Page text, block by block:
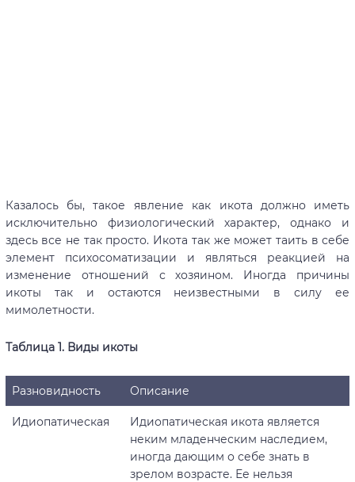
Казалось бы, такое явление как икота должно иметь
исключительно физиологический характер, однако и
здесь все не так просто. Икота так же может таить в себе
элемент психосоматизации и являться реакцией на
изменение отношений с хозяином. Иногда причины
икоты так и остаются неизвестными в силу ее
мимолетности.
Таблица 1. Виды икоты
Разновидность Описание
Идиопатическая
Идиопатическая икота является
неким младенческим наследием,
иногда дающим о себе знать в
зрелом возрасте. Ее нельзя